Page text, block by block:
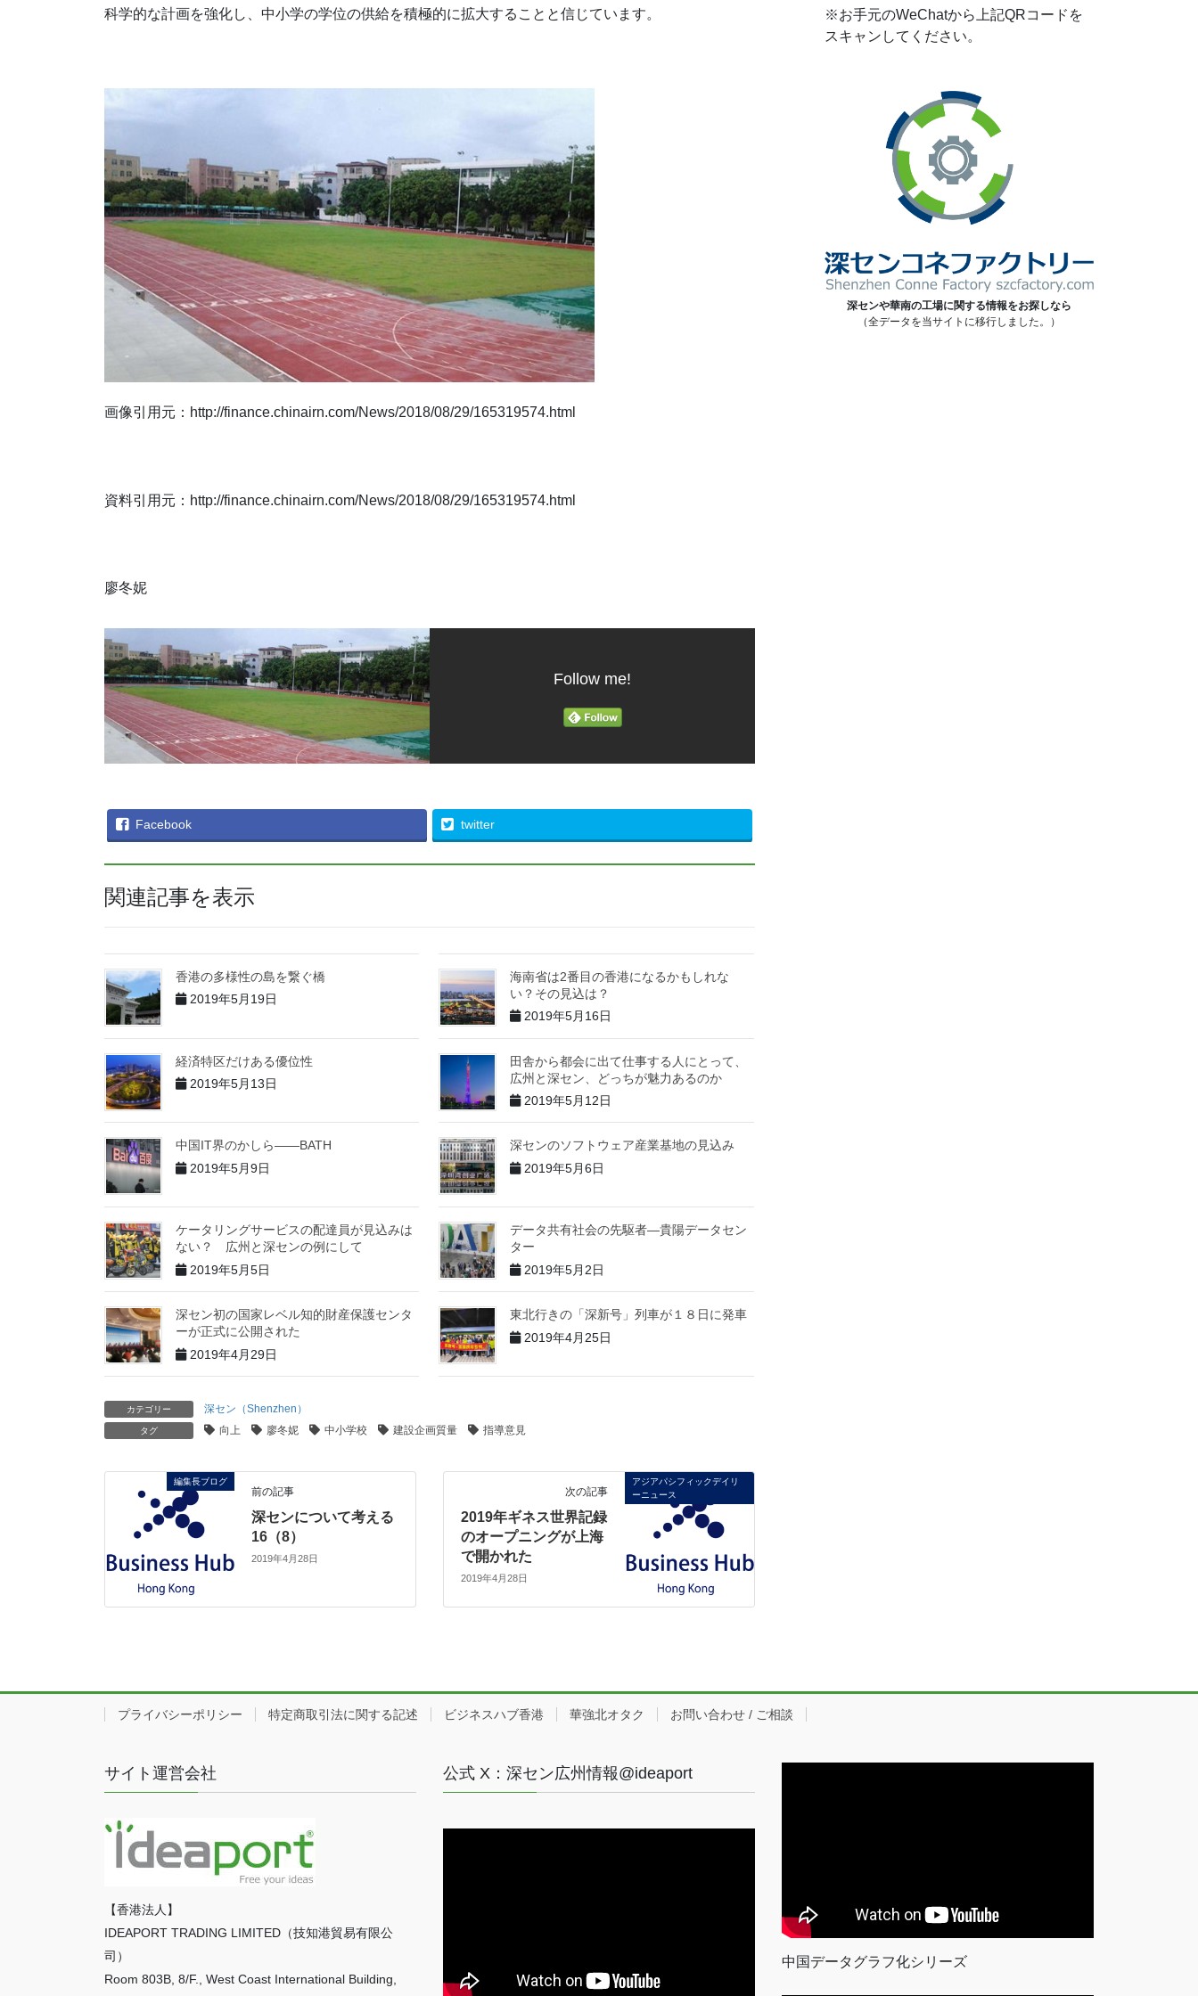
科学的な計画を強化し、中小学の学位の供給を積極的に拡大することと信じています。
画像引用元：http://finance.chinairn.com/News/2018/08/29/165319574.html
資料引用元：http://finance.chinairn.com/News/2018/08/29/165319574.html
廖冬妮
Follow me!
Facebook twitter
関連記事を表示
香港の多様性の島を繋ぐ橋
2019年5月19日
海南省は2番目の香港になるかもしれな
い？その見込は？
2019年5月16日
経済特区だけある優位性
2019年5月13日
田舎から都会に出て仕事する人にとって、
広州と深セン、どっちが魅力あるのか
2019年5月12日
中国IT界のかしら――BATH
2019年5月9日
深センのソフトウェア産業基地の見込み
2019年5月6日
ケータリングサービスの配達員が見込みは
ない？ 広州と深センの例にして
2019年5月5日
データ共有社会の先駆者―貴陽データセン
ター
2019年5月2日
深セン初の国家レベル知的財産保護センタ
ーが正式に公開された
2019年4月29日
東北行きの「深新号」列車が１８日に発車
2019年4月25日
カテゴリー 深セン（Shenzhen）
タグ 向上 廖冬妮 中小学校 建設企画質量 指導意見
編集長ブログ
前の記事
深センについて考える
16（8）
2019年4月28日
アジアパシフィックデイリ
ーニュース
次の記事
2019年ギネス世界記録
のオープニングが上海
で開かれた
2019年4月28日
※お手元のWeChatから上記QRコードを
スキャンしてください。
深センや華南の工場に関する情報をお探しなら
（全データを当サイトに移行しました。）
プライバシーポリシー 特定商取引法に関する記述 ビジネスハブ香港 華強北オタク お問い合わせ / ご相談
サイト運営会社
【香港法人】
IDEAPORT TRADING LIMITED（技知港貿易有限公
司）
Room 803B, 8/F., West Coast International Building,
公式 X：深セン広州情報@ideaport
中国データグラフ化シリーズ